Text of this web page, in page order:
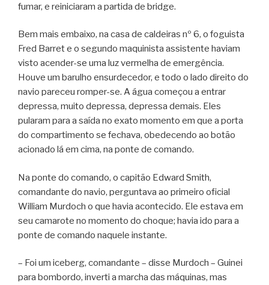
fumar, e reiniciaram a partida de bridge.
Bem mais embaixo, na casa de caldeiras nº 6, o foguista
Fred Barret e o segundo maquinista assistente haviam
visto acender-se uma luz vermelha de emergência.
Houve um barulho ensurdecedor, e todo o lado direito do
navio pareceu romper-se. A água começou a entrar
depressa, muito depressa, depressa demais. Eles
pularam para a saída no exato momento em que a porta
do compartimento se fechava, obedecendo ao botão
acionado lá em cima, na ponte de comando.
Na ponte do comando, o capitão Edward Smith,
comandante do navio, perguntava ao primeiro oficial
William Murdoch o que havia acontecido. Ele estava em
seu camarote no momento do choque; havia ido para a
ponte de comando naquele instante.
– Foi um iceberg, comandante – disse Murdoch – Guinei
para bombordo, inverti a marcha das máquinas, mas